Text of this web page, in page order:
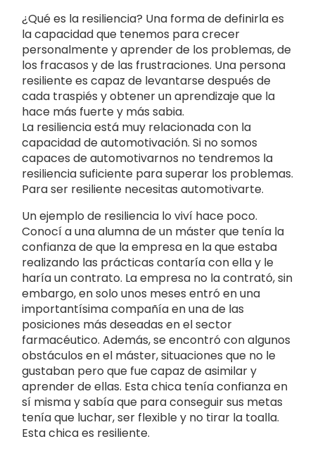
¿Qué es la resiliencia? Una forma de definirla es
la capacidad que tenemos para crecer
personalmente y aprender de los problemas, de
los fracasos y de las frustraciones. Una persona
resiliente es capaz de levantarse después de
cada traspiés y obtener un aprendizaje que la
hace más fuerte y más sabia.
La resiliencia está muy relacionada con la
capacidad de automotivación. Si no somos
capaces de automotivarnos no tendremos la
resiliencia suficiente para superar los problemas.
Para ser resiliente necesitas automotivarte.
Un ejemplo de resiliencia lo viví hace poco.
Conocí a una alumna de un máster que tenía la
confianza de que la empresa en la que estaba
realizando las prácticas contaría con ella y le
haría un contrato. La empresa no la contrató, sin
embargo, en solo unos meses entró en una
importantísima compañía en una de las
posiciones más deseadas en el sector
farmacéutico. Además, se encontró con algunos
obstáculos en el máster, situaciones que no le
gustaban pero que fue capaz de asimilar y
aprender de ellas. Esta chica tenía confianza en
sí misma y sabía que para conseguir sus metas
tenía que luchar, ser flexible y no tirar la toalla.
Esta chica es resiliente.